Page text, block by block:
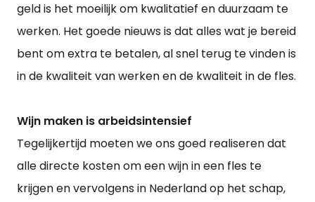
geld is het moeilijk om kwalitatief en duurzaam te
werken. Het goede nieuws is dat alles wat je bereid
bent om extra te betalen, al snel terug te vinden is
in de kwaliteit van werken en de kwaliteit in de fles.
Wijn maken is arbeidsintensief
Tegelijkertijd moeten we ons goed realiseren dat
alle directe kosten om een wijn in een fles te
krijgen en vervolgens in Nederland op het schap,